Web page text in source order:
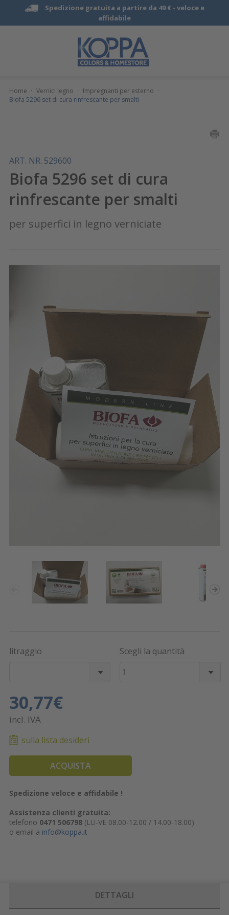
Spedizione gratuita a partire da 49 € - veloce e
affidabile
Home · Vernici legno · Impregnanti per esterno ·
Biofa 5296 set di cura rinfrescante per smalti
ART. NR. 529600
Biofa 5296 set di cura
rinfrescante per smalti
per superfici in legno verniciate
litraggio Scegli la quantità
1
30,77€
incl. IVA
sulla lista desideri
ACQUISTA
Spedizione veloce e affidabile !
Assistenza clienti gratuita:
telefono 0471 506798(LU-VE 08.00-12.00 / 14.00-18.00)
o email a info@koppa.it
DETTAGLI